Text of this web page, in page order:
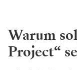
Warum
Project“